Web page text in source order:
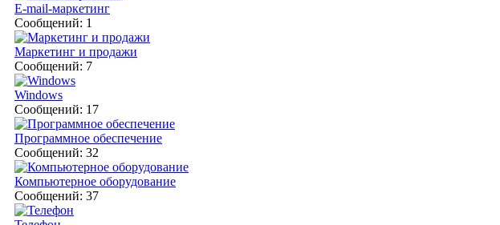
E-mail-маркетинг
Сообщений: 1
Маркетинг и продажи
Сообщений: 7
Windows
Сообщений: 17
Программное обеспечение
Сообщений: 32
Компьютерное оборудование
Сообщений: 37